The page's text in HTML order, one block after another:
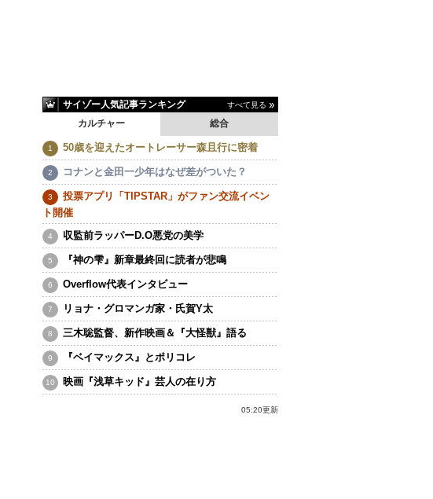
サイゾー人気記事ランキング すべて見る
カルチャー 総合
50歳を迎えたオートレーサー森且行に密着
コナンと金田一少年はなぜ差がついた？
投票アプリ「TIPSTAR」がファン交流イベン
ト開催
収監前ラッパーD.O悪党の美学
『神の雫』新章最終回に読者が悲鳴
Overflow代表インタビュー
リョナ・グロマンガ家・氏賀Y太
三木聡監督、新作映画＆『大怪獣』語る
『ベイマックス』とポリコレ
映画『浅草キッド』芸人の在り方
05:20更新